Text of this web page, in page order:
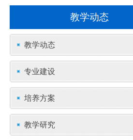
教学动态
教学动态
专业建设
培养方案
教学研究